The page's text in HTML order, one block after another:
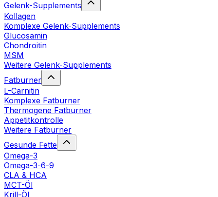
Gelenk-Supplements
Kollagen
Komplexe Gelenk-Supplements
Glucosamin
Chondroitin
MSM
Weitere Gelenk-Supplements
Fatburner
L-Carnitin
Komplexe Fatburner
Thermogene Fatburner
Appetitkontrolle
Weitere Fatburner
Gesunde Fette
Omega-3
Omega-3-6-9
CLA & HCA
MCT-Öl
Krill-Öl